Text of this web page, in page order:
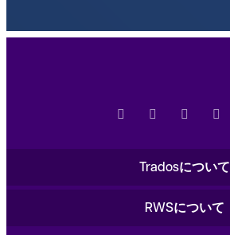
Tradosについて
RWSについて